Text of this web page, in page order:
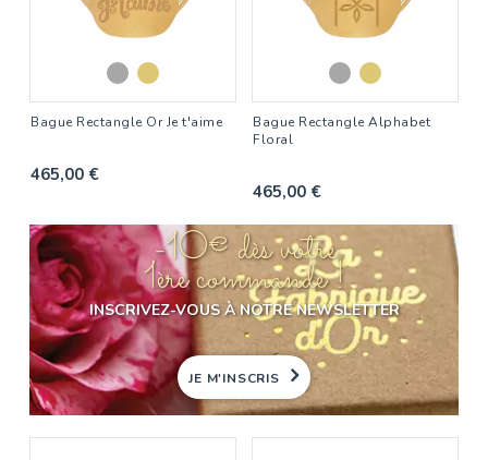
Bague Rectangle Or Je t'aime
465,00 €
Bague Rectangle Alphabet
Floral
465,00 €
-10€ dès votre
1ère commande !
INSCRIVEZ-VOUS À NOTRE NEWSLETTER
JE M'INSCRIS